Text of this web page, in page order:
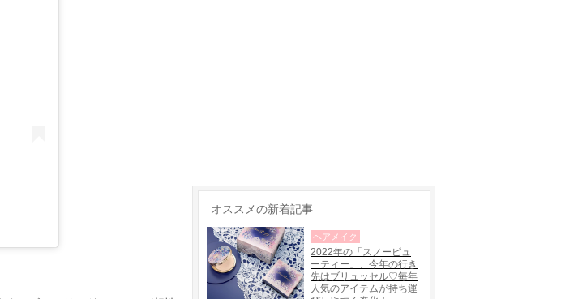
オススメの新着記事
2022年の「スノービュ
ーティー」、今年の行き
先はブリュッセル♡毎年
人気のアイテムが持ち運
ヘアメイク